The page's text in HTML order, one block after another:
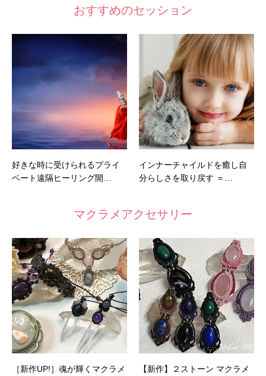
おすすめのセッション
好きな時に受けられるプライ
ベート遠隔ヒーリング開…
インナーチャイルドを癒し自
分らしさを取り戻す ＝…
マクラメアクセサリー
［新作UP!］魂が輝くマクラメ
【新作】２ストーン マクラメ